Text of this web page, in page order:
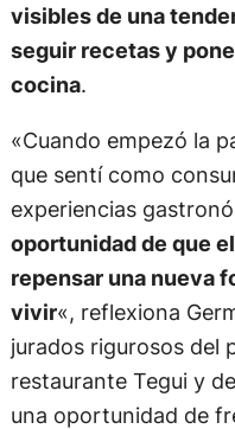
visibles de una
seguir recetas y
cocina.
«Cuando empezó la
que sentí como
experiencias
oportunidad de que
repensar una nueva
vivir«, reflexiona
jurados rigurosos del
restaurante Tegui y
una oportunidad de